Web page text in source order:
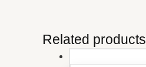
Related products